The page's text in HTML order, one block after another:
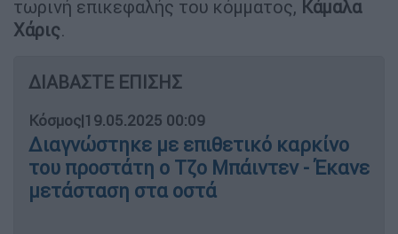
τωρινή επικεφαλής του κόμματος, Κάμαλα
Χάρις.
ΔΙΑΒΑΣΤΕ ΕΠΙΣΗΣ
Κόσμος|19.05.2025 00:09
Διαγνώστηκε με επιθετικό καρκίνο
του προστάτη ο Τζο Μπάιντεν - Έκανε
μετάσταση στα οστά